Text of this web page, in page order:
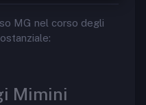
MG nel corso degli
Mimini